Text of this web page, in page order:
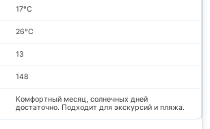
17°C
26°C
13
148
Комфортный месяц, солнечных дней
достаточно. Подходит для экскурсий и пляжа.